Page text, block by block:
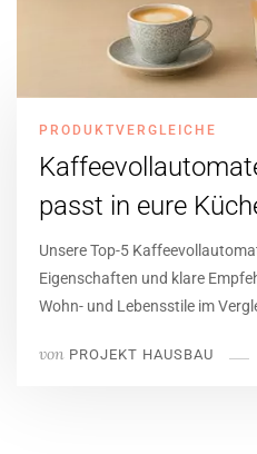
PRODUKTVERGLEICHE
passt in eure
Unsere Top-5
Eigenschaften und klare
Wohn- und Lebensstile im
von PROJEKT HAUSBAU